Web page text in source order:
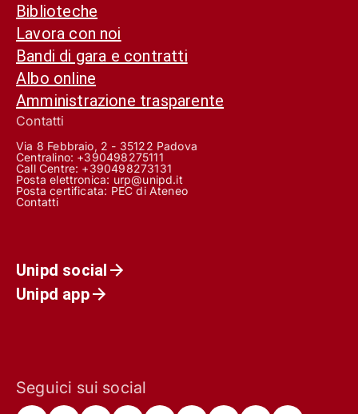
Biblioteche
Lavora con noi
Bandi di gara e contratti
Albo online
Amministrazione trasparente
Contatti
Via 8 Febbraio, 2 - 35122 Padova
Centralino: +390498275111
Call Centre: +390498273131
Posta elettronica: urp@unipd.it
Posta certificata: PEC di Ateneo
Contatti
Unipd social
Unipd app
Seguici sui social